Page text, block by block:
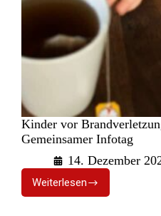
Kinder vor
Gemeinsamer Infotag
14. Dezember
Weiterlesen
Kinder
vor